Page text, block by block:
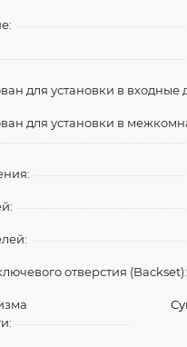
для установки в входные
для установки в
отверстия (Backset):